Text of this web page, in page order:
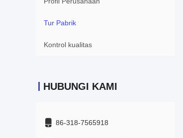
Tur Pabrik
Kontrol kualitas
HUBUNGI KAMI
86-318-7565918